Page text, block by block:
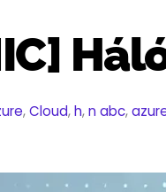
,Cloud,h,nabc,